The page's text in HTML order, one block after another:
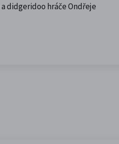
didgeridoo hráče Ondřeje